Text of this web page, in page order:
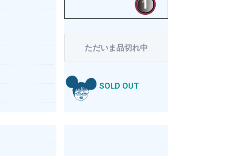
ただいま品切れ中
SOLD OUT